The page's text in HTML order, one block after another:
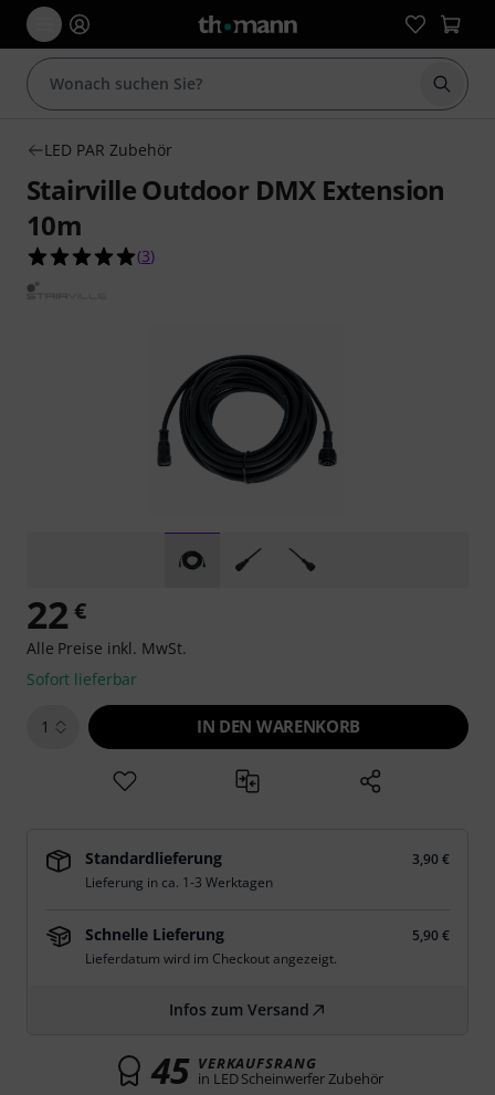
Suche
LED PAR Zubehör
Stairville Outdoor DMX Extension
10m
5.0 von 5 Sternen aus 3 Kundenbewertungen
(3)
22 €
Alle Preise inkl. MwSt.
Sofort lieferbar
1 IN DEN WARENKORB
Standardlieferung
3,90 €
Lieferung in ca. 1-3 Werktagen
Schnelle Lieferung
5,90 €
Lieferdatum wird im Checkout angezeigt.
Infos zum Versand
45 VERKAUFSRANG
in LED Scheinwerfer Zubehör